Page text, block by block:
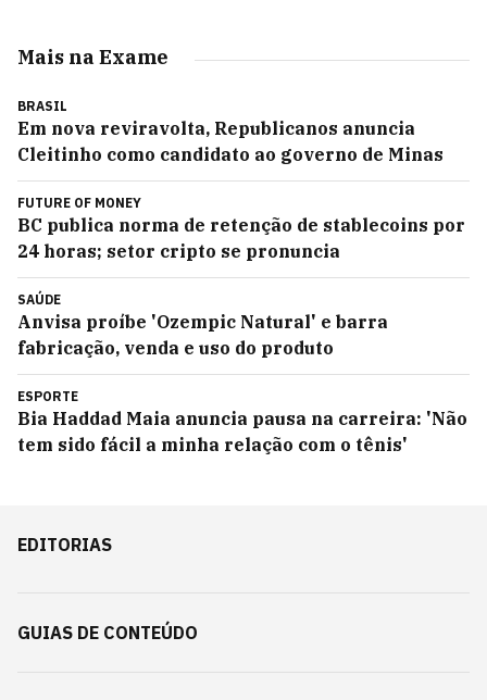
Mais na Exame
BRASIL
Em nova reviravolta, Republicanos anuncia
Cleitinho como candidato ao governo de Minas
FUTURE OF MONEY
BC publica norma de retenção de stablecoins por
24 horas; setor cripto se pronuncia
SAÚDE
Anvisa proíbe 'Ozempic Natural' e barra
fabricação, venda e uso do produto
ESPORTE
Bia Haddad Maia anuncia pausa na carreira: 'Não
tem sido fácil a minha relação com o tênis'
EDITORIAS
GUIAS DE CONTEÚDO